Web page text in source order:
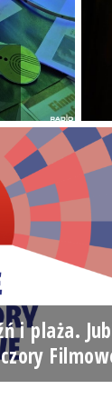
i plaża.